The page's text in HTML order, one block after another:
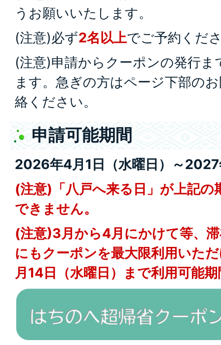
うお願いいたします。
(注意)必ず2名以上でご予約くだ
(注意)申請からクーポンの発行ま
ます。急ぎの方はページ下部の
絡ください。
申請可能期間
2026年4月1日（水曜日）～
(注意)「八戸へ来る日」が上記の
できません。
(注意)3月から4月にかけて等、
にもクーポンを最大限利用いた
月14日（水曜日）まで利用可能